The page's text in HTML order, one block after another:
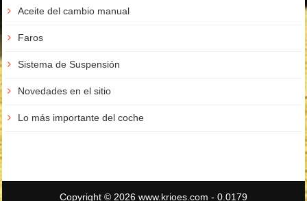
Aceite del cambio manual
Faros
Sistema de Suspensión
Novedades en el sitio
Lo más importante del coche
Copyright © 2026 www.krioes.com - 0.0179